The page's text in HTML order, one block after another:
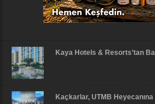
Kaya Hotels & Resorts’tan
Kaçkarlar, UTMB